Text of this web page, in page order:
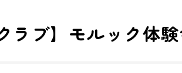
ラブ】モルック体